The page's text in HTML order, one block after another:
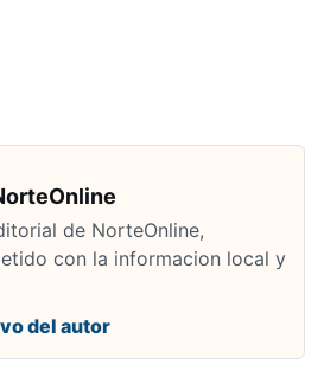
de NorteOnline,
con la informacion local y
del autor